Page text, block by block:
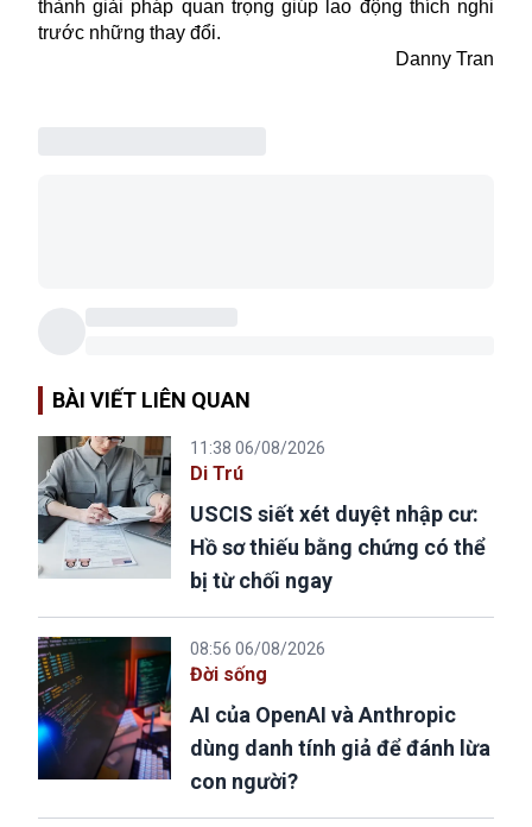
thành giải pháp quan trọng giúp lao động thích nghi
trước những thay đổi.
Danny Tran
BÀI VIẾT LIÊN QUAN
11:38 06/08/2026
Di Trú
USCIS siết xét duyệt nhập cư:
Hồ sơ thiếu bằng chứng có thể
bị từ chối ngay
08:56 06/08/2026
Đời sống
AI của OpenAI và Anthropic
dùng danh tính giả để đánh lừa
con người?